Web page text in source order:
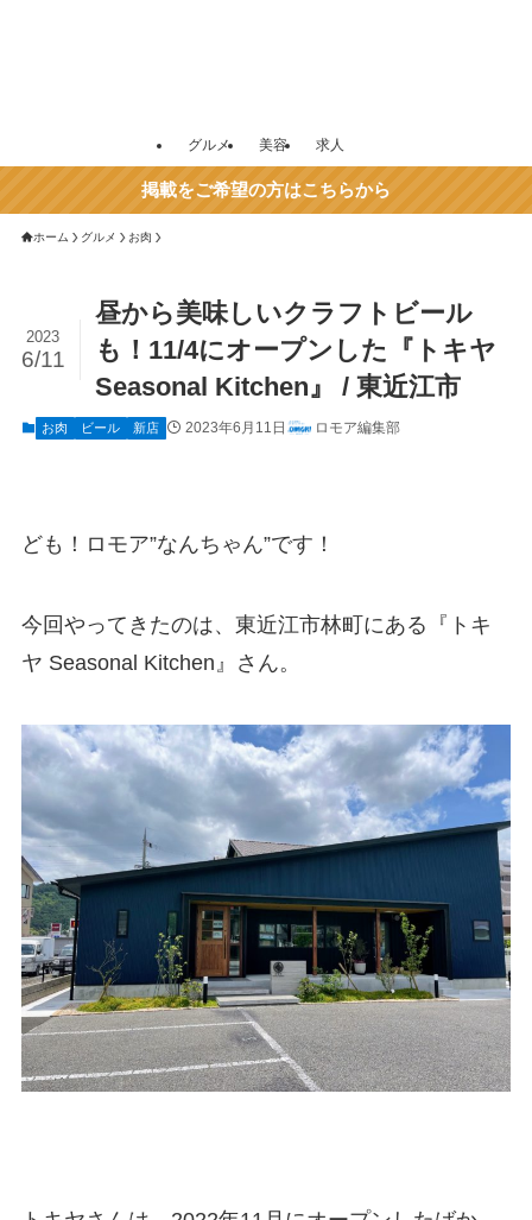
グルメ 美容 求人
掲載をご希望の方はこちらから
ホーム グルメ お肉
昼から美味しいクラフトビール
も！11/4にオープンした『トキヤ
Seasonal Kitchen』 / 東近江市
2023
6/11
お肉 ビール 新店 2023年6月11日 ロモア編集部
ども！ロモア”なんちゃん”です！
今回やってきたのは、東近江市林町にある『トキ
ヤ Seasonal Kitchen』さん。